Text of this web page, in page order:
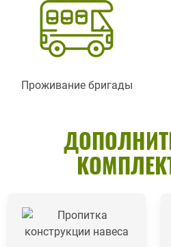
Проживание бригады